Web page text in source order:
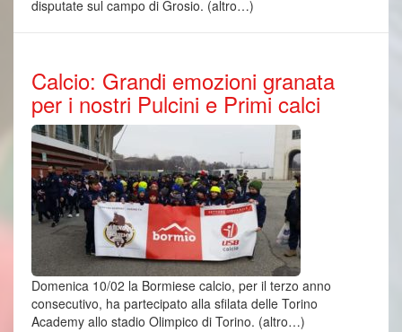
disputate sul campo di Grosio. (altro…)
Calcio: Grandi emozioni granata
per i nostri Pulcini e Primi calci
Domenica 10/02 la Bormiese calcio, per il terzo anno
consecutivo, ha partecipato alla sfilata delle Torino
Academy allo stadio Olimpico di Torino. (altro…)